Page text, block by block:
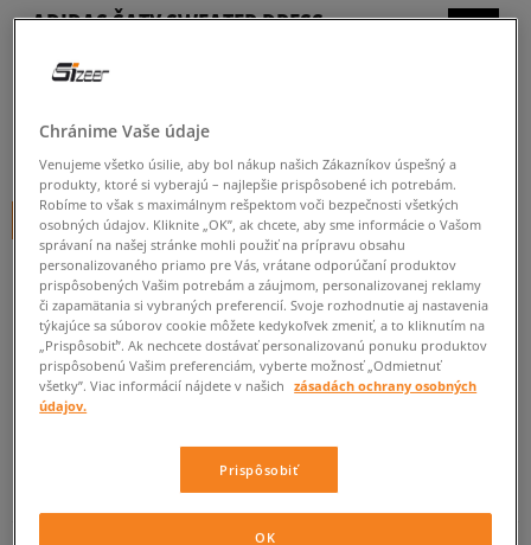
ADIDAS ŠATY SWEATER DRESS
dámske, šaty
50€cena s DPH
+ 50 BODOV V SIZEERCLUBE
Informujte ma o dostupnosti
Ak bude položka opäť dostupná, dostanete od nás oznámenie.
Vyberte veľkosť
ZISTIŤ DOSTUPNOSŤ V NAŠICH KAMENNÝCH PREDAJNIACH
Chránime Vaše údaje
Venujeme všetko úsilie, aby bol nákup našich Zákazníkov úspešný a
produkty, ktoré si vyberajú – najlepšie prispôsobené ich potrebám.
Robíme to však s maximálnym rešpektom voči bezpečnosti všetkých
osobných údajov. Kliknite „OK”, ak chcete, aby sme informácie o Vašom
správaní na našej stránke mohli použiť na prípravu obsahu
personalizovaného priamo pre Vás, vrátane odporúčaní produktov
prispôsobených Vašim potrebám a záujmom, personalizovanej reklamy
či zapamätania si vybraných preferencií. Svoje rozhodnutie aj nastavenia
týkajúce sa súborov cookie môžete kedykoľvek zmeniť, a to kliknutím na
„Prispôsobiť”. Ak nechcete dostávať personalizovanú ponuku produktov
prispôsobenú Vašim preferenciám, vyberte možnosť „Odmietnuť
všetky”. Viac informácií nájdete v našich
zásadách ochrany osobných
údajov.
Prispôsobiť
OK